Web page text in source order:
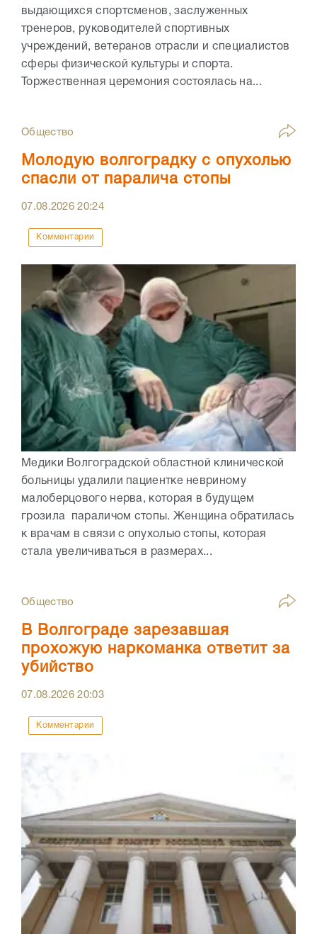
выдающихся спортсменов, заслуженных
тренеров, руководителей спортивных
учреждений, ветеранов отрасли и специалистов
сферы физической культуры и спорта.
Торжественная церемония состоялась на...
Общество
Молодую волгоградку с опухолью
спасли от паралича стопы
07.08.202620:24
Комментарии
Медики Волгоградской областной клинической
больницы удалили пациентке невриному
малоберцового нерва, которая в будущем
грозила параличом стопы. Женщина обратилась
к врачам в связи с опухолью стопы, которая
стала увеличиваться в размерах...
Общество
В Волгограде зарезавшая
прохожую наркоманка ответит за
убийство
07.08.202620:03
Комментарии